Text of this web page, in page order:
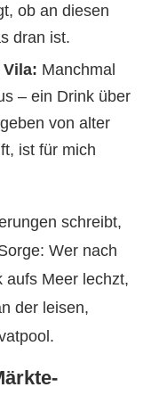
ob an diesen
dran ist.
Manchmal
– ein Drink über
von alter
ist für mich
schreibt,
Wer nach
aufs Meer lechzt,
der leisen,